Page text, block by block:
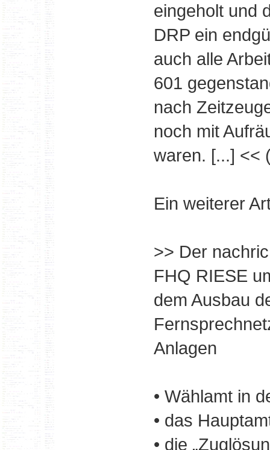
eingeholt und
DRP ein
auch alle
601
nach
noch mit
waren. [...] <<
Ein weiterer
>> Der
FHQ RIESE
dem Ausbau
Anlagen
• Wählamt in
• das
• die